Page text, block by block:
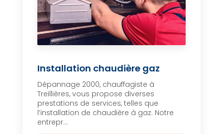
Installation chaudière gaz
Dépannage 2000, chauffagiste à
Treillières, vous propose diverses
prestations de services, telles que
l’installation de chaudière à gaz. Notre
entrepr...